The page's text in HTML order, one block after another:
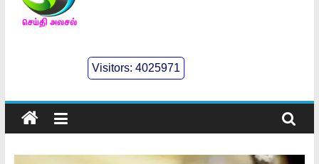
செய்திஅலசல்
Seidhialasal
Tamil
Online
NewsPaper
Visitors:4025971